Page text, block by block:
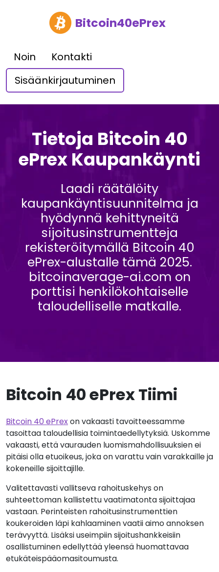
Bitcoin40ePrex
Noin
Kontakti
Sisäänkirjautuminen
Tietoja Bitcoin 40
ePrex Kaupankäynti
Laadi räätälöity
kaupankäyntisuunnitelma ja
hyödynnä kehittyneitä
sijoitusinstrumentteja
rekisteröitymällä Bitcoin 40
ePrex-alustalle tämä 2025.
bitcoinaverage-ai.com on
porttisi henkilökohtaiselle
taloudelliselle matkalle.
Bitcoin 40 ePrex Tiimi
Bitcoin 40 ePrexon vakaasti tavoitteessamme
tasoittaa taloudellisia toimintaedellytyksiä. Uskomme
vakaasti, että vaurauden luomismahdollisuuksien ei
pitäisi olla etuoikeus, joka on varattu vain varakkaille ja
kokeneille sijoittajille.
Valitettavasti vallitseva rahoituskehys on
suhteettoman kallistettu vaatimatonta sijoittajaa
vastaan. Perinteisten rahoitusinstrumenttien
koukeroiden läpi kahlaaminen vaatii aimo annoksen
terävyyttä. Lisäksi useimpiin sijoitushankkeisiin
osallistuminen edellyttää yleensä huomattavaa
etukäteispääomasitoumusta.